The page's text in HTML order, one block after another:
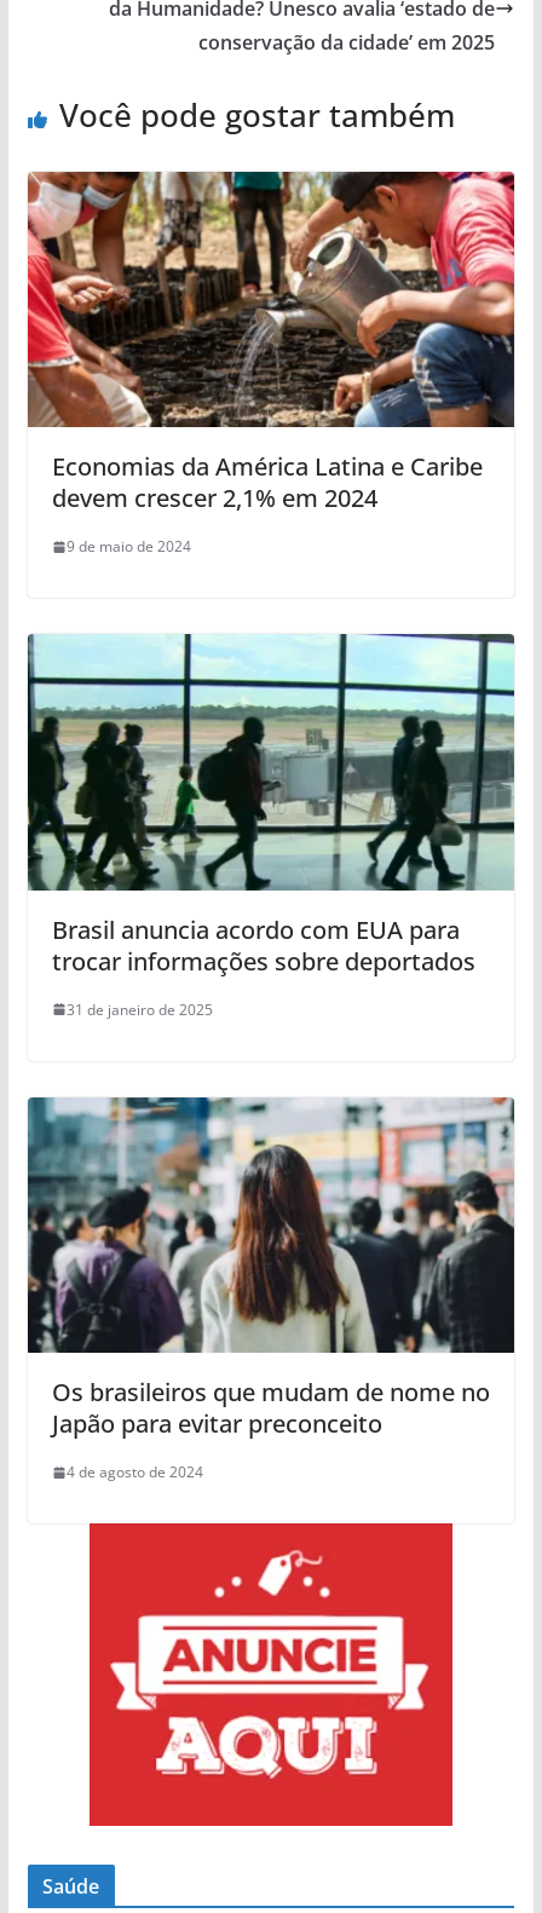
da Humanidade? Unesco avalia ‘estado de
conservação da cidade’ em 2025
Você pode gostar também
Economias da América Latina e Caribe
devem crescer 2,1% em 2024
9 de maio de 2024
Brasil anuncia acordo com EUA para
trocar informações sobre deportados
31 de janeiro de 2025
Os brasileiros que mudam de nome no
Japão para evitar preconceito
4 de agosto de 2024
Saúde